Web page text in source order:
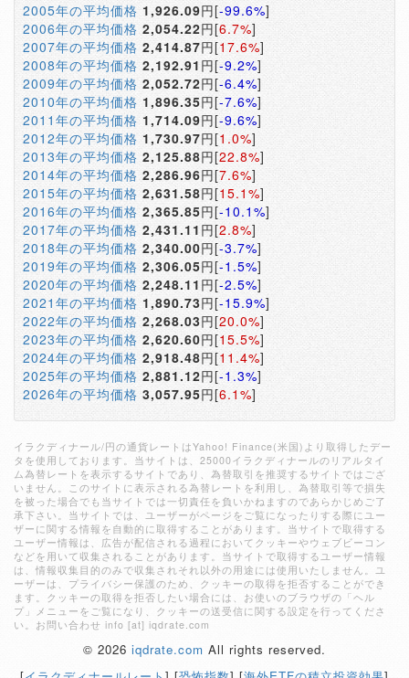
2005年の平均価格 1,926.09円[-99.6%]
2006年の平均価格 2,054.22円[6.7%]
2007年の平均価格 2,414.87円[17.6%]
2008年の平均価格 2,192.91 円[-9.2%]
2009年の平均価格 2,052.72円[-6.4%]
2010年の平均価格 1,896.35円[-7.6%]
2011年の平均価格 1,714.09円[-9.6%]
2012年の平均価格 1,730.97円[1.0%]
2013年の平均価格 2,125.88円[22.8%]
2014年の平均価格 2,286.96円[7.6%]
2015年の平均価格 2,631.58円[15.1%]
2016年の平均価格 2,365.85円[-10.1%]
2017年の平均価格 2,431.11 円[2.8%]
2018年の平均価格 2,340.00円[-3.7%]
2019年の平均価格 2,306.05円[-1.5%]
2020年の平均価格 2,248.11 円[-2.5%]
2021年の平均価格 1,890.73円[-15.9%]
2022年の平均価格 2,268.03円[20.0%]
2023年の平均価格 2,620.60円[15.5%]
2024年の平均価格 2,918.48円[11.4%]
2025年の平均価格 2,881.12円[-1.3%]
2026年の平均価格 3,057.95円[6.1%]
イラクディナール/円の通貨レートはYahoo! Finance(米国)より取得したデー
タを使用しております。当サイトは、25000イラクディナールのリアルタイ
ム為替レートを表示するサイトであり、為替取引を推奨するサイトではござ
いません。このサイトに表示される為替レートを利用し、為替取引等で損失
を被った場合でも当サイトでは一切責任を負いかねますのであらかじめご了
承下さい。当サイトでは、ユーザーがページをご覧になったりする際にユー
ザーに関する情報を自動的に取得することがあります。当サイトで取得する
ユーザー情報は、広告が配信される過程においてクッキーやウェブビーコン
などを用いて収集されることがあります。当サイトで取得するユーザー情報
は、情報収集目的のみで収集されそれ以外の用途には使用いたしません。ユ
ーザーは、プライバシー保護のため、クッキーの取得を拒否することができ
ます。クッキーの取得を拒否したい場合には、お使いのブラウザの「ヘル
プ」メニューをご覧になり、クッキーの送受信に関する設定を行ってくださ
い。お問い合わせ info [at] iqdrate.com
© 2026 iqdrate.com All rights reserved.